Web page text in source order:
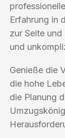
Erfahrung in
zur Seite
und
Genieße die
die hohe
die Planung